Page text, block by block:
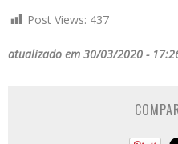
Post Views: 437
atualizado em 30/03/2020 -